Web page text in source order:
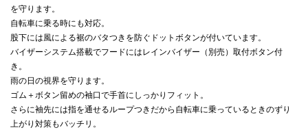
を守ります。
自転車に乗る時にも対応。
股下には風による裾のバタつきを防ぐドットボタンが付いています。
バイザーシステム搭載でフードにはレインバイザー（別売）取付ボタン付
き。
雨の日の視界を守ります。
ゴム＋ボタン留めの袖口で手首にしっかりフィット。
さらに袖先には指を通せるループつきだから自転車に乗っているときのずり
上がり対策もバッチリ。